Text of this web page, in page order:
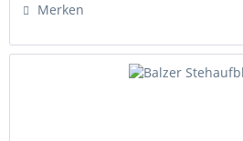
Merken